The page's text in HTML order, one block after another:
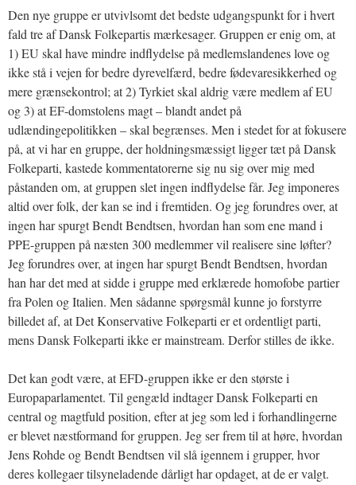
Den nye gruppe er utvivlsomt det bedste udgangspunkt for i hvert
fald tre af Dansk Folkepartis mærkesager. Gruppen er enig om, at
1) EU skal have mindre indflydelse på medlemslandenes love og
ikke stå i vejen for bedre dyrevelfærd, bedre fødevaresikkerhed og
mere grænsekontrol; at 2) Tyrkiet skal aldrig være medlem af EU
og 3) at EF-domstolens magt – blandt andet på
udlændingepolitikken – skal begrænses. Men i stedet for at fokusere
på, at vi har en gruppe, der holdningsmæssigt ligger tæt på Dansk
Folkeparti, kastede kommentatorerne sig nu sig over mig med
påstanden om, at gruppen slet ingen indflydelse får. Jeg imponeres
altid over folk, der kan se ind i fremtiden. Og jeg forundres over, at
ingen har spurgt Bendt Bendtsen, hvordan han som ene mand i
PPE-gruppen på næsten 300 medlemmer vil realisere sine løfter?
Jeg forundres over, at ingen har spurgt Bendt Bendtsen, hvordan
han har det med at sidde i gruppe med erklærede homofobe partier
fra Polen og Italien. Men sådanne spørgsmål kunne jo forstyrre
billedet af, at Det Konservative Folkeparti er et ordentligt parti,
mens Dansk Folkeparti ikke er mainstream. Derfor stilles de ikke.
Det kan godt være, at EFD-gruppen ikke er den største i
Europaparlamentet. Til gengæld indtager Dansk Folkeparti en
central og magtfuld position, efter at jeg som led i forhandlingerne
er blevet næstformand for gruppen. Jeg ser frem til at høre, hvordan
Jens Rohde og Bendt Bendtsen vil slå igennem i grupper, hvor
deres kollegaer tilsyneladende dårligt har opdaget, at de er valgt.